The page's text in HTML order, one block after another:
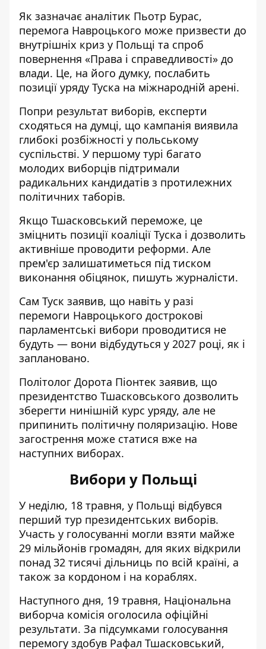
Як зазначає аналітик Пьотр Бурас,
перемога Навроцького може призвести до
внутрішніх криз у Польщі та спроб
повернення «Права і справедливості» до
влади. Це, на його думку, послабить
позиції уряду Туска на міжнародній арені.
Попри результат виборів, експерти
сходяться на думці, що кампанія виявила
глибокі розбіжності у польському
суспільстві. У першому турі багато
молодих виборців підтримали
радикальних кандидатів з протилежних
політичних таборів.
Якщо Тшасковський переможе, це
зміцнить позиції коаліції Туска і дозволить
активніше проводити реформи. Але
прем'єр залишатиметься під тиском
виконання обіцянок, пишуть журналісти.
Сам Туск заявив, що навіть у разі
перемоги Навроцького дострокові
парламентські вибори проводитися не
будуть — вони відбудуться у 2027 році, як і
заплановано.
Політолог Дорота Піонтек заявив, що
президентство Тшасковського дозволить
зберегти нинішній курс уряду, але не
припинить політичну поляризацію. Нове
загострення може статися вже на
наступних виборах.
Вибори у Польщі
У неділю, 18 травня, у Польщі відбувся
перший тур президентських виборів.
Участь у голосуванні могли взяти майже
29 мільйонів громадян, для яких відкрили
понад 32 тисячі дільниць по всій країні, а
також за кордоном і на кораблях.
Наступного дня, 19 травня, Національна
виборча комісія оголосила офіційні
результати. За підсумками голосування
перемогу здобув Рафал Тшасковський,